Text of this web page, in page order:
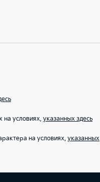
на условиях, указанных здесь
на условиях, указанных